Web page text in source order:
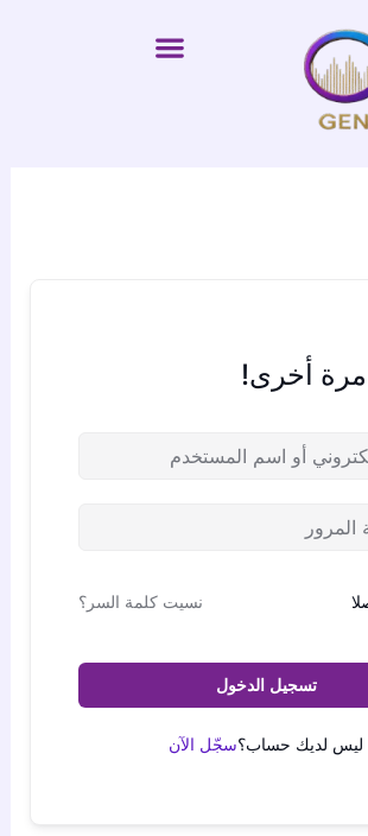
مرة أخرى!
نسيت كلمة السر؟
تسجيل الدخول
ليس لديك حساب؟سجّل الآن